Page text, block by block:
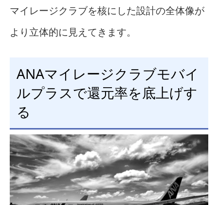
マイレージクラブを核にした設計の全体像が
より立体的に見えてきます。
ANAマイレージクラブモバイ
ルプラスで還元率を底上げす
る